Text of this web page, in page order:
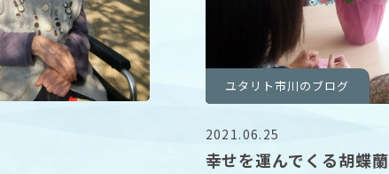
ユタリト市川のブログ
2021.06.25
幸せを運んでくる胡蝶蘭